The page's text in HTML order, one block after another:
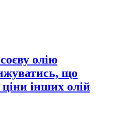
олію
що
інших олій